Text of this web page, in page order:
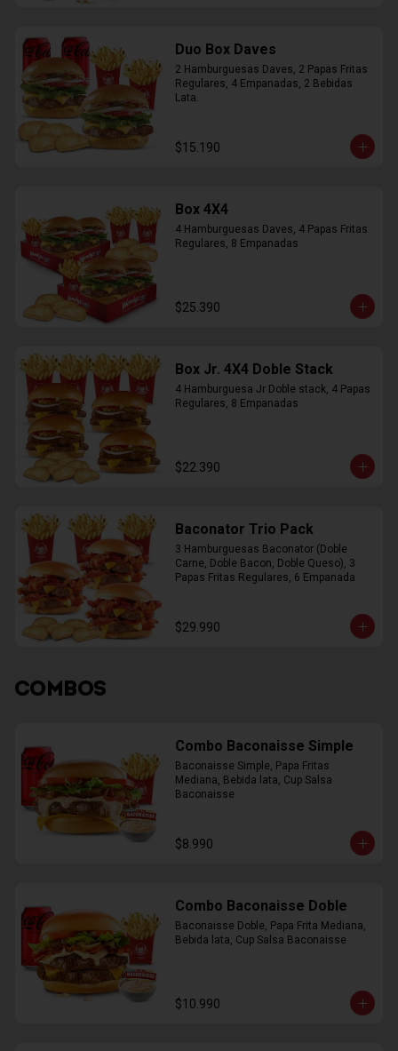
Duo Box Daves
2 Hamburguesas Daves, 2 Papas Fritas
Regulares, 4 Empanadas, 2 Bebidas
Lata.
$15.190
Box 4X4
4 Hamburguesas Daves, 4 Papas Fritas
Regulares, 8 Empanadas
$25.390
Box Jr. 4X4 Doble Stack
4 Hamburguesa Jr Doble stack, 4 Papas
Regulares, 8 Empanadas
$22.390
Baconator Trio Pack
3 Hamburguesas Baconator (Doble
Carne, Doble Bacon, Doble Queso), 3
Papas Fritas Regulares, 6 Empanada
$29.990
COMBOS
Combo Baconaisse Simple
Baconaisse Simple, Papa Fritas
Mediana, Bebida lata, Cup Salsa
Baconaisse
$8.990
Combo Baconaisse Doble
Baconaisse Doble, Papa Frita Mediana,
Bebida lata, Cup Salsa Baconaisse
$10.990